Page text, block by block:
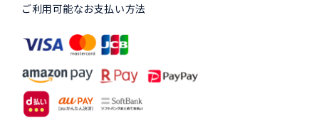
ご利用可能なお支払い方法